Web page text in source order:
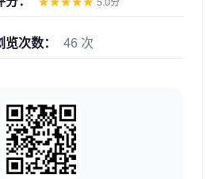
览次数： 46 次